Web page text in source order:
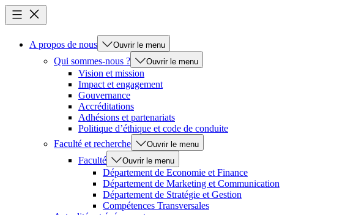
A propos de nous Ouvrir le menu
Qui sommes-nous ? Ouvrir le menu
Vision et mission
Impact et engagement
Gouvernance
Accréditations
Adhésions et partenariats
Politique d’éthique et code de conduite
Faculté et recherche
Ouvrir le menu
Faculté Ouvrir le menu
Département de Economie et Finance
Département de Marketing et Communication
Département de Stratégie et Gestion
Compétences Transversales